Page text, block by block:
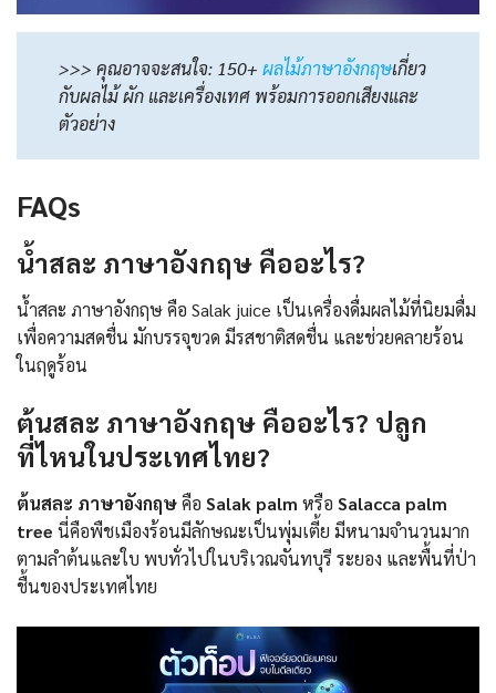
>>> คุณอาจจะสนใจ: 150+ ผลไม้ภาษาอังกฤษเกี่ยว
กับผลไม้ ผัก และเครื่องเทศ พร้อมการออกเสียงและ
ตัวอย่าง
FAQs
น้ำสละ ภาษาอังกฤษ คืออะไร?
น้ำสละ ภาษาอังกฤษ คือ Salak juice เป็นเครื่องดื่มผลไม้ที่นิยมดื่ม
เพื่อความสดชื่น มักบรรจุขวด มีรสชาติสดชื่น และช่วยคลายร้อน
ในฤดูร้อน
ต้นสละ ภาษาอังกฤษ คืออะไร? ปลูก
ที่ไหนในประเทศไทย?
ต้นสละ ภาษาอังกฤษคือ Salak palm หรือ Salacca palm
tree นี่คือพืชเมืองร้อนมีลักษณะเป็นพุ่มเตี้ย มีหนามจำนวนมาก
ตามลำต้นและใบ พบทั่วไปในบริเวณจันทบุรี ระยอง และพื้นที่ป่า
ชื้นของประเทศไทย